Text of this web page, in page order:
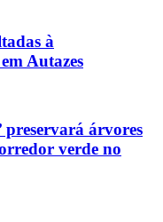
à
Autazes
preservará árvores
verde no